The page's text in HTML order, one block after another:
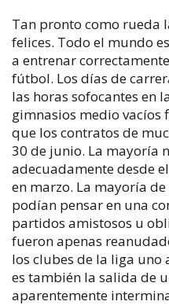
Tan pronto como rueda
felices. Todo el mundo
a entrenar
fútbol. Los días de
las horas sofocantes en
gimnasios medio vacíos
que los contratos de
30 de junio. La mayoría
adecuadamente desde
en marzo. La mayoría
podían pensar en una
partidos amistosos u
fueron apenas
los clubes de la liga uno
es también la salida de
aparentemente